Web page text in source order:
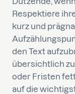
Respektiere
kurz und
den Text
übersichtlich
oder Fristen
auf die